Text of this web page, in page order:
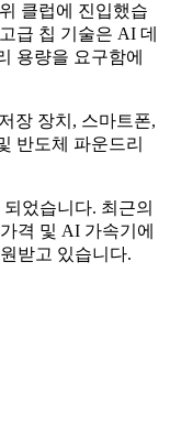
클럽에 진입했습
급 칩 기술은 AI 데
용량을 요구함에
장 장치, 스마트폰,
반도체 파운드리
었습니다. 최근의
격 및 AI 가속기에
받고 있습니다.